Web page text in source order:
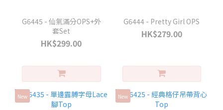
G6445 - 仙氣滿分OPS+外
套Set
HK$299.00
G6444 - Pretty Girl OPS
HK$279.00
New New